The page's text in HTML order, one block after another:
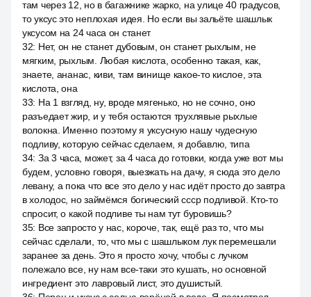
там через 12, но в багажнике жарко, на улице 40 градусов,
то уксус это неплохая идея. Но если вы зальёте шашлык
уксусом на 24 часа он станет
32: Нет, он не станет дубовым, он станет рыхлым, не
мягким, рыхлым. Любая кислота, особенно такая, как,
знаете, ананас, киви, там винище какое-то кислое, эта
кислота, она
33: На 1 взгляд, ну, вроде мягенько, но не сочно, оно
разъедает жир, и у тебя остаются трухлявые рыхлые
волокна. Именно поэтому я уксусную нашу чудесную
подливу, которую сейчас сделаем, я добавлю, типа
34: За 3 часа, может, за 4 часа до готовки, когда уже вот мы
будем, условно говоря, выезжать на дачу, я сюда это дело
левану, а пока что все это дело у нас идёт просто до завтра
в холодос, но займёмся богический ссср подливой. Кто-то
спросит, о какой подливе ты нам тут буровишь?
35: Все запросто у нас, короче, так, ещё раз то, что мы
сейчас сделали, то, что мы с шашлыком лук перемешали
заранее за день. Это я просто хочу, чтобы с лучком
полежало все, ну нам все-таки это кушать, но основной
ингредиент это лавровый лист, это душистый.